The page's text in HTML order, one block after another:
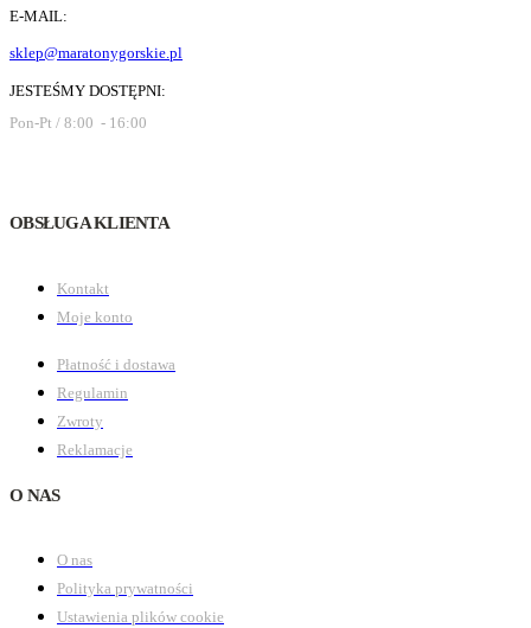
E-MAIL:
sklep@maratonygorskie.pl
JESTEŚMY DOSTĘPNI:
Pon-Pt / 8:00 - 16:00
OBSŁUGA KLIENTA
Kontakt
Moje konto
Płatność i dostawa
Regulamin
Zwroty
Reklamacje
O NAS
O nas
Polityka prywatności
Ustawienia plików cookie